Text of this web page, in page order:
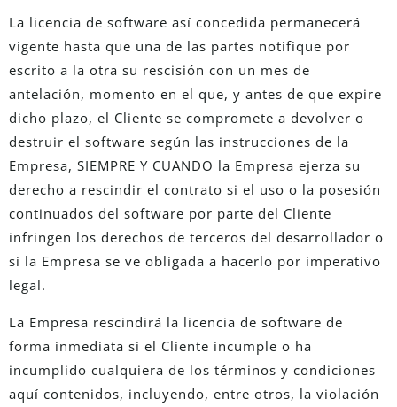
La licencia de software así concedida permanecerá
vigente hasta que una de las partes notifique por
escrito a la otra su rescisión con un mes de
antelación, momento en el que, y antes de que expire
dicho plazo, el Cliente se compromete a devolver o
destruir el software según las instrucciones de la
Empresa, SIEMPRE Y CUANDO la Empresa ejerza su
derecho a rescindir el contrato si el uso o la posesión
continuados del software por parte del Cliente
infringen los derechos de terceros del desarrollador o
si la Empresa se ve obligada a hacerlo por imperativo
legal.
La Empresa rescindirá la licencia de software de
forma inmediata si el Cliente incumple o ha
incumplido cualquiera de los términos y condiciones
aquí contenidos, incluyendo, entre otros, la violación